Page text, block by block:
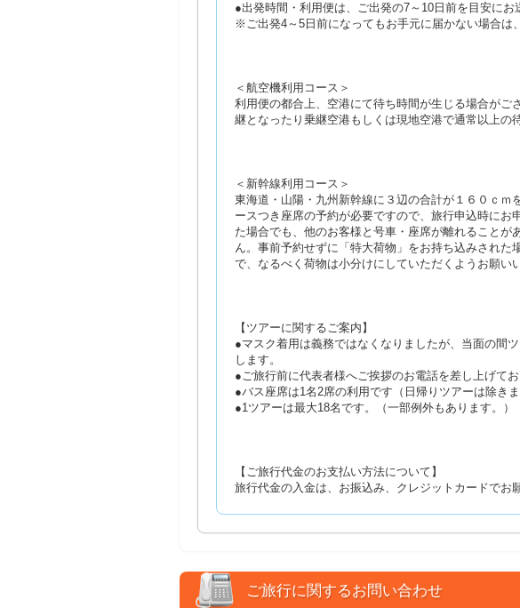
●出発時間・利用便は、ご出発の7～10日前を目安に
※ご出発4～5日前になってもお手元に届かない場合は
＜航空機利用コース＞
利用便の都合上、空港にて待ち時間が生じる場合が
継となったり乗継空港もしくは現地空港で通常以上の
＜新幹線利用コース＞
東海道・山陽・九州新幹線に３辺の合計が１６０ｃ
ースつき座席の予約が必要ですので、旅行申込時に
た場合でも、他のお客様と号車・座席が離れること
ん。事前予約せずに「特大荷物」をお持ち込みされ
で、なるべく荷物は小分けにしていただくようお願い
【ツアーに関するご案内】
●マスク着用は義務ではなくなりましたが、当面の間
します。
●ご旅行前に代表者様へご挨拶のお電話を差し上げて
●バス座席は1名2席の利用です（日帰りツアーは除き
●1ツアーは最大18名です。（一部例外もあります。）
【ご旅行代金のお支払い方法について】
旅行代金の入金は、お振込み、クレジットカードでお
ご旅行に関するお問い合わせ